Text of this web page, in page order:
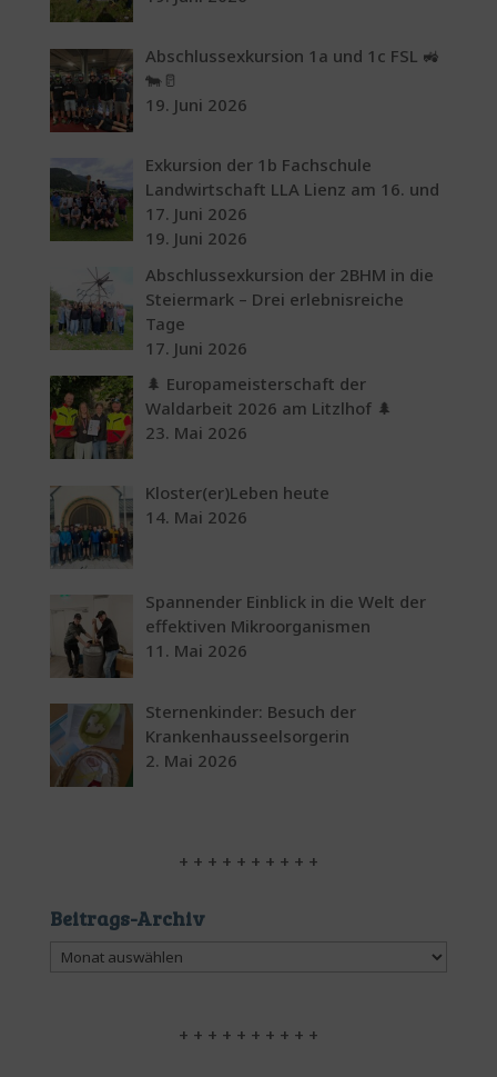
Abschlussexkursion 1a und 1c FSL 🚜
🐄🥛
19. Juni 2026
Exkursion der 1b Fachschule
Landwirtschaft LLA Lienz am 16. und
17. Juni 2026
19. Juni 2026
Abschlussexkursion der 2BHM in die
Steiermark – Drei erlebnisreiche
Tage
17. Juni 2026
🌲 Europameisterschaft der
Waldarbeit 2026 am Litzlhof 🌲
23. Mai 2026
Kloster(er)Leben heute
14. Mai 2026
Spannender Einblick in die Welt der
effektiven Mikroorganismen
11. Mai 2026
Sternenkinder: Besuch der
Krankenhausseelsorgerin
2. Mai 2026
+ + + + + + + + + +
Beitrags-Archiv
Beitrags-
+ + + + + + + + + +